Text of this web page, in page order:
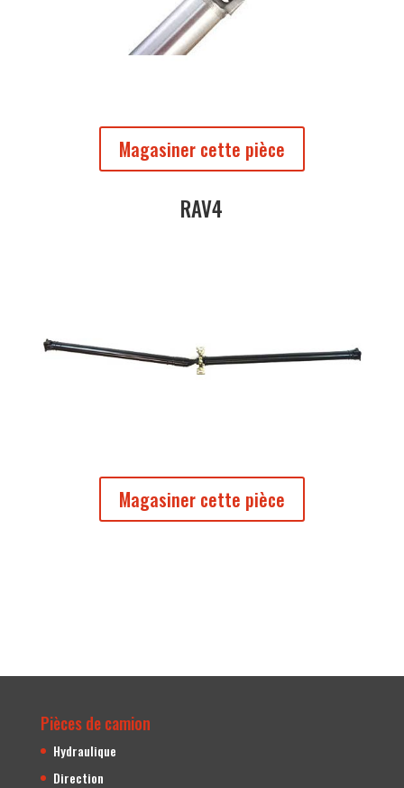
Magasiner cette pièce
RAV4
Magasiner cette pièce
Pièces de camion
Hydraulique
Direction